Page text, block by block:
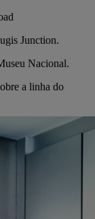
Junction.
Nacional.
a linha do